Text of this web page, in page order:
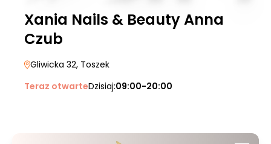
Xania Nails & Beauty Anna
Czub
Gliwicka 32, Toszek
Teraz otwarteDzisiaj:09:00-20:00